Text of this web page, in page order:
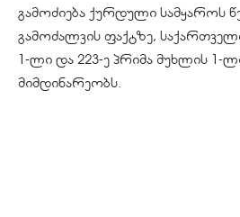
გამოძიება ქურდული სამყაროს
გამოძალვის ფაქტზე,
1-ლი და 223-ე პრიმა მუხლის 1-
მიმდინარეობს.